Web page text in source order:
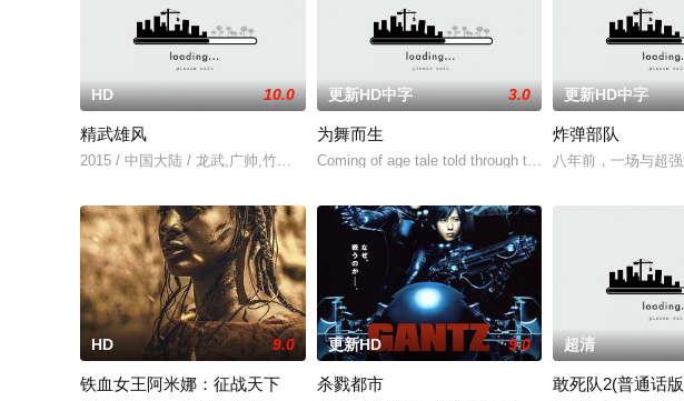
HD 10.0
精武雄风
2015 / 中国大陆 / 龙武,广帅,竹子,凡凡,王博文
更新HD中字 3.0
为舞而生
Coming of age tale told through the eyes of 'Tu', an
更新HD中字
炸弹部队
八年前，一场与超
HD 9.0
铁血女王阿米娜：征战天下
更新HD 9.0
杀戮都市
超清
敢死队2(普通话